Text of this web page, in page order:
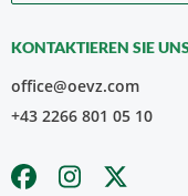
KONTAKTIEREN SIE
office@oevz.com
+43 2266 801 05 10